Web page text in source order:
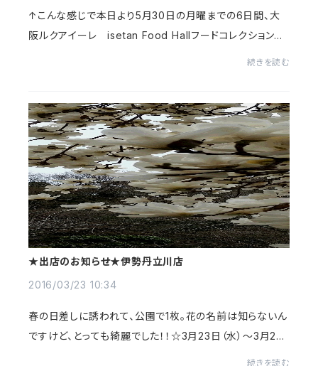
↑こんな感じで本日より5月30日の月曜までの6日間、大
阪ルクアイーレ isetan Food Hallフードコレクションに
続きを読む
★出店のお知らせ★伊勢丹立川店
2016/03/23 10:34
春の日差しに誘われて、公園で1枚。花の名前は知らないん
ですけど、とっても綺麗でした！！☆3月23日（水）～3月29
日（火）まで伊勢丹立川店にてプロモーション販売をしま
続きを読む